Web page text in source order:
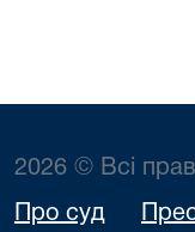
2026 © Всі
Про суд